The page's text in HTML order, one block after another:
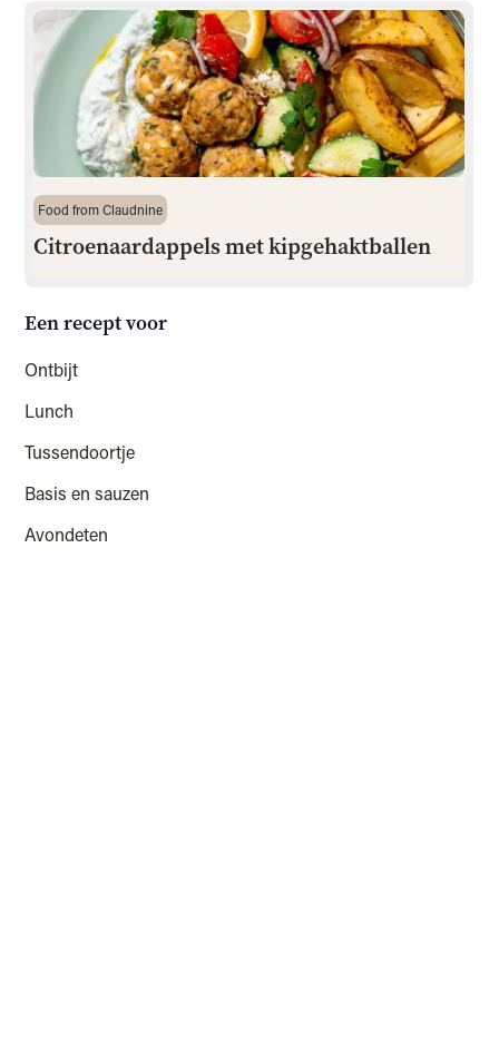
Food from Claudnine
Citroenaardappels met kipgehaktballen
Een recept voor
Ontbijt
Lunch
Tussendoortje
Basis en sauzen
Avondeten